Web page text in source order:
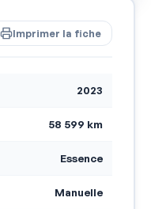
Imprimer la fiche
2023
58 599 km
Essence
Manuelle